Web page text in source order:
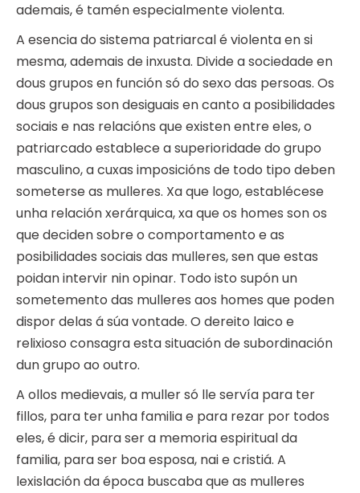
ademais, é tamén especialmente violenta.
A esencia do sistema patriarcal é violenta en si
mesma, ademais de inxusta. Divide a sociedade en
dous grupos en función só do sexo das persoas. Os
dous grupos son desiguais en canto a posibilidades
sociais e nas relacións que existen entre eles, o
patriarcado establece a superioridade do grupo
masculino, a cuxas imposicións de todo tipo deben
someterse as mulleres. Xa que logo, establécese
unha relación xerárquica, xa que os homes son os
que deciden sobre o comportamento e as
posibilidades sociais das mulleres, sen que estas
poidan intervir nin opinar. Todo isto supón un
sometemento das mulleres aos homes que poden
dispor delas á súa vontade. O dereito laico e
relixioso consagra esta situación de subordinación
dun grupo ao outro.
A ollos medievais, a muller só lle servía para ter
fillos, para ter unha familia e para rezar por todos
eles, é dicir, para ser a memoria espiritual da
familia, para ser boa esposa, nai e cristiá. A
lexislación da época buscaba que as mulleres